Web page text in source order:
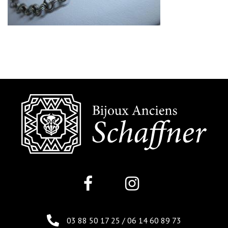
03 88 50 17 25 / 06 14 60 89 73